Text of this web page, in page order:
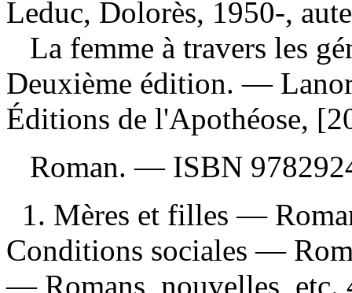
Leduc, Dolorès, 1950-,
La femme à travers les
Deuxième édition. —
Éditions de l'Apothéose,
Roman. — ISBN
1. Mères et filles —
Conditions sociales —
— Romans, nouvelles, etc.